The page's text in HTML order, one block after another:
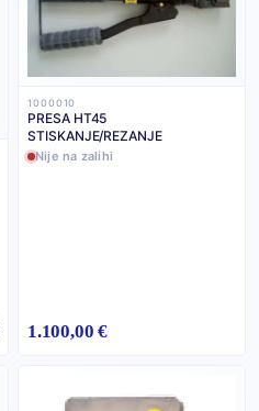
1000010
PRESA HT45
STISKANJE/REZANJE
Nije na zalihi
1.100,00 €